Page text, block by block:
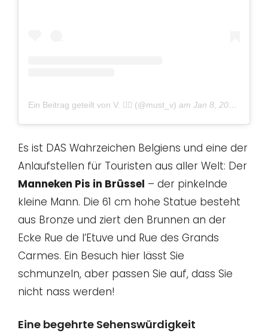
Ein Beitrag geteilt von V. ✌🏻 (@must_v) am Jan 8, 2019 um 10:07 PST
Es ist DAS Wahrzeichen Belgiens und eine der
Anlaufstellen für Touristen aus aller Welt: Der
Manneken Pis in Brüssel – der pinkelnde
kleine Mann. Die 61 cm hohe Statue besteht
aus Bronze und ziert den Brunnen an der
Ecke Rue de l’Etuve und Rue des Grands
Carmes. Ein Besuch hier lässt Sie
schmunzeln, aber passen Sie auf, dass Sie
nicht nass werden!
Eine begehrte Sehenswürdigkeit